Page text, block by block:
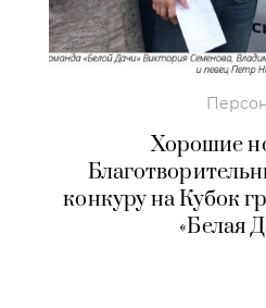
Хорошие
конкуру на Кубок
«Белая